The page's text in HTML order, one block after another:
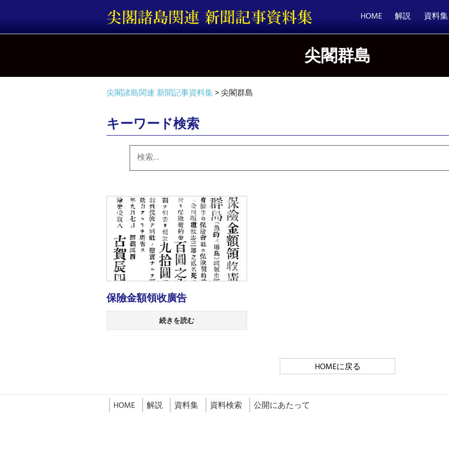
テ
ス
HOME 解説 資料集
尖閣群島
尖閣諸島関連 新聞記事資料集>尖閣群島
キーワード検索
索:
保險金額領收廣告
続きを読む
HOMEに戻る
HOME 解説 資料集 資料検索 公開にあたって